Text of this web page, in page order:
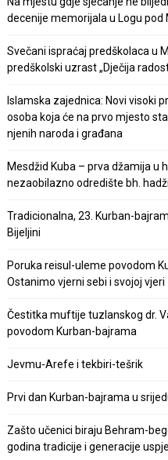
decenije memorijala u Logu pod
Svečani ispraćaj predškolaca u
predškolski uzrast „Dječija
Islamska zajednica: Novi visoki
osoba koja će na prvo mjesto
njenih naroda i građana
Mesdžid Kuba – prva džamija u
nezaobilazno odredište bh.
Tradicionalna, 23. Kurban-
Bijeljini
Poruka reisul-uleme povodom
Ostanimo vjerni sebi i svojoj vjeri
Čestitka muftije tuzlanskog dr.
povodom Kurban-bajrama
Jevmu-Arefe i tekbiri-tešrik
Prvi dan Kurban-bajrama u
Zašto učenici biraju Behram-
godina tradicije i generacije